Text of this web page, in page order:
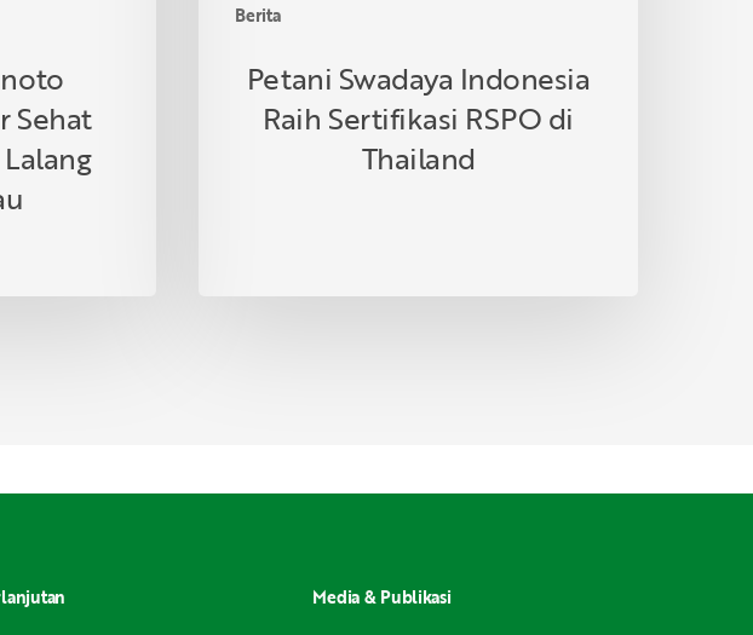
Sehat
Berita
Petani Swadaya Indonesia
Raih Sertifikasi RSPO di
Thailand
Media & Publikasi